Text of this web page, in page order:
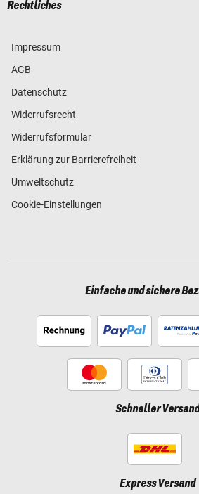
Rechtliches
Impressum
AGB
Datenschutz
Widerrufsrecht
Widerrufsformular
Erklärung zur Barrierefreiheit
Umweltschutz
Cookie-Einstellungen
Einfache und sichere
Schneller Versand
Express Versand